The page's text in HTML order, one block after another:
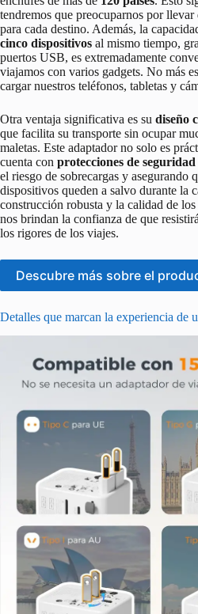
tendremos que preocuparnos por llevar
para cada destino. Además, la
cinco dispositivos al mismo tiempo,
puertos USB, es extremadamente
viajamos con varios gadgets. No más
cargar nuestros teléfonos, tabletas y
Otra ventaja significativa es su diseño
que facilita su transporte sin ocupar
maletas. Este adaptador no solo es
cuenta con protecciones de seguridad
el riesgo de sobrecargas y asegurando
dispositivos queden a salvo durante la
construcción robusta y la calidad de
nos brindan la confianza de que
los rigores de los viajes.
Descubre más sobre el
Detalles que marcan la experiencia de